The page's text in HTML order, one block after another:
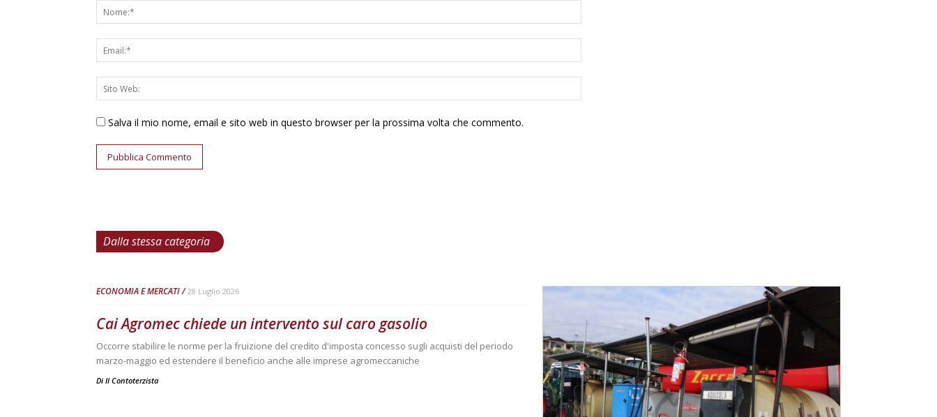
Salva il mio nome, email e sito web in questo browser per la prossima volta che commento.
Dalla stessa categoria
ECONOMIA E MERCATI 28 Luglio 2026
Cai Agromec chiede un intervento sul caro gasolio
Occorre stabilire le norme per la fruizione del credito d'imposta concesso sugli acquisti del periodo
marzo-maggio ed estendere il beneficio anche alle imprese agromeccaniche
Di Il Contoterzista